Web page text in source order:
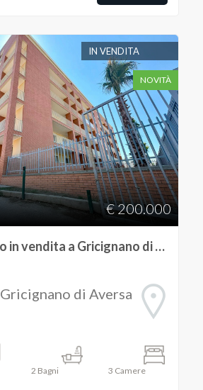
IN VENDITA
NOVITÀ
€ 200.000
Appartamento in vendita a Gricignano di Aversa
Gricignano di Aversa
2 Bagni 3 Camere